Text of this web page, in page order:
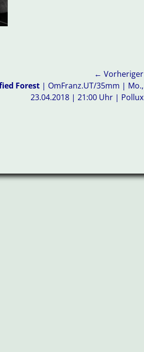
← Vorheriger
Forest | OmFranz.UT/35mm | Mo.,
23.04.2018 | 21:00 Uhr | Pollux